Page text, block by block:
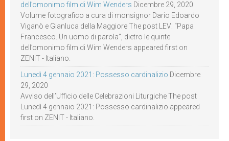
dell’omonimo film di Wim Wenders Dicembre 29, 2020
Volume fotografico a cura di monsignor Dario Edoardo
Viganò e Gianluca della Maggiore The post LEV: “Papa
Francesco. Un uomo di parola”, dietro le quinte
dell’omonimo film di Wim Wenders appeared first on
ZENIT - Italiano.
Lunedì 4 gennaio 2021: Possesso cardinalizio Dicembre
29, 2020
Avviso dell’Ufficio delle Celebrazioni Liturgiche The post
Lunedì 4 gennaio 2021: Possesso cardinalizio appeared
first on ZENIT - Italiano.